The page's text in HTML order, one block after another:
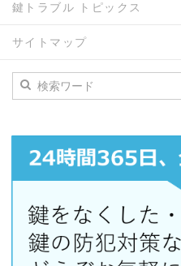
鍵トラブル トピックス
サイトマップ